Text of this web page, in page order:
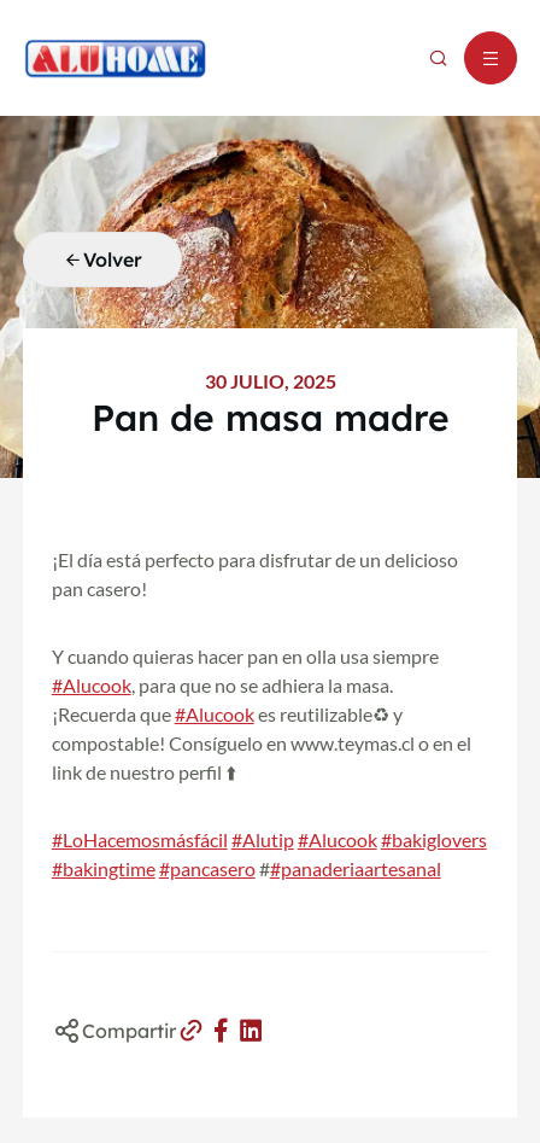
Volver
30 JULIO, 2025
Pan de masa madre
¡El día está perfecto para disfrutar de un delicioso
pan casero!
Y cuando quieras hacer pan en olla usa siempre
#Alucook, para que no se adhiera la masa.
¡Recuerda que#Alucookes reutilizable♻️ y
compostable! Consíguelo en www.teymas.cl o en el
link de nuestro perfil ⬆️
#LoHacemosmásfácil #Alutip#Alucook#bakiglovers
#bakingtime#pancasero##panaderiaartesanal
Compartir